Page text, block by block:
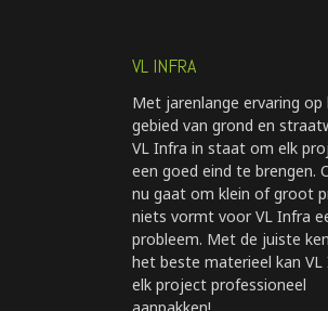
VL INFRA
Met jarenlange ervaring op
gebied van grond en
VL Infra in staat om elk
een goed eind te brengen.
nu gaat om klein of groot
niets vormt voor VL Infra
probleem. Met de juiste
het beste materieel kan VL
elk project professioneel